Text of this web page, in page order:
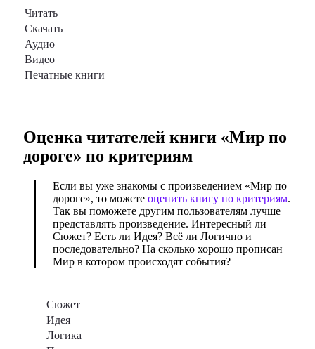
Читать
Скачать
Аудио
Видео
Печатные книги
Оценка читателей книги «Мир по
дороге» по критериям
Сюжет
Идея
Логика
Если вы уже знакомы с произведением «Мир по
дороге», то можете оценить книгу по критериям.
Так вы поможете другим пользователям лучше
представлять произведение. Интересный ли
Сюжет? Есть ли Идея? Всё ли Логично и
последовательно? На сколько хорошо прописан
Мир в котором происходят события?